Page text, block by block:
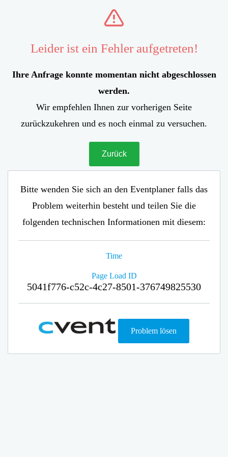
Leider ist ein Fehler aufgetreten!
Ihre Anfrage konnte momentan nicht abgeschlossen
werden.
Wir empfehlen Ihnen zur vorherigen Seite
zurückzukehren und es noch einmal zu versuchen.
Zurück
Bitte wenden Sie sich an den Eventplaner falls das
Problem weiterhin besteht und teilen Sie die
folgenden technischen Informationen mit diesem:
Time
Page Load ID
5041f776-c52c-4c27-8501-376749825530
Problem lösen